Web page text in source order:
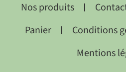
Nos produits
Panier
Conditions
Mentions